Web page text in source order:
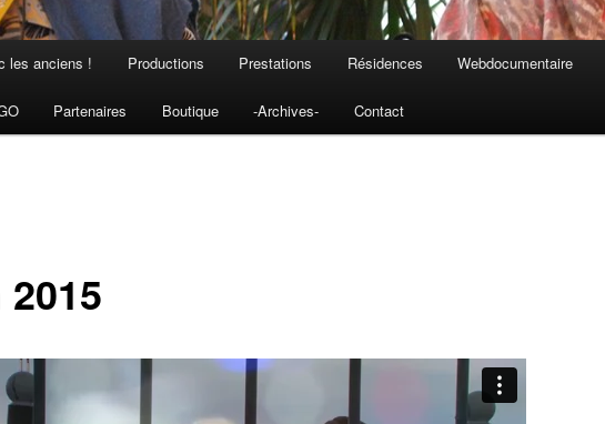
les anciens ! Productions Prestations Résidences Webdocumentaire
Partenaires Boutique -Archives- Contact